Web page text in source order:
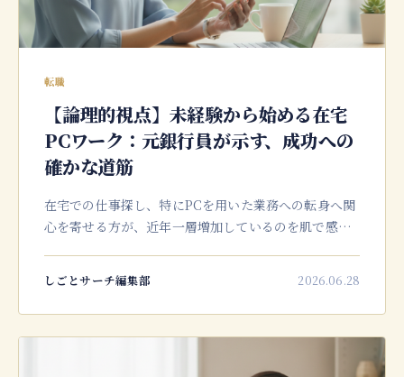
転職
【論理的視点】未経験から始める在宅
PCワーク：元銀行員が示す、成功への
確かな道筋
在宅での仕事探し、特にPCを用いた業務への転身へ関
心を寄せる方が、近年一層増加しているのを肌で感じ
て数多くのご相談をお受け
しごとサーチ編集部 2026.06.28